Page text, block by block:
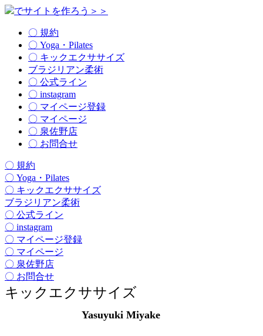
でサイトを作ろう＞＞
〇 規約
〇 Yoga・Pilates
〇 キックエクササイズ
ブラジリアン柔術
〇 公式ライン
〇 instagram
〇 マイページ登録
〇 マイページ
〇 泉佐野店
〇 お問合せ
〇 規約
〇 Yoga・Pilates
〇 キックエクササイズ
ブラジリアン柔術
〇 公式ライン
〇 instagram
〇 マイページ登録
〇 マイページ
〇 泉佐野店
〇 お問合せ
キックエクササイズ
Yasuyuki Miyake